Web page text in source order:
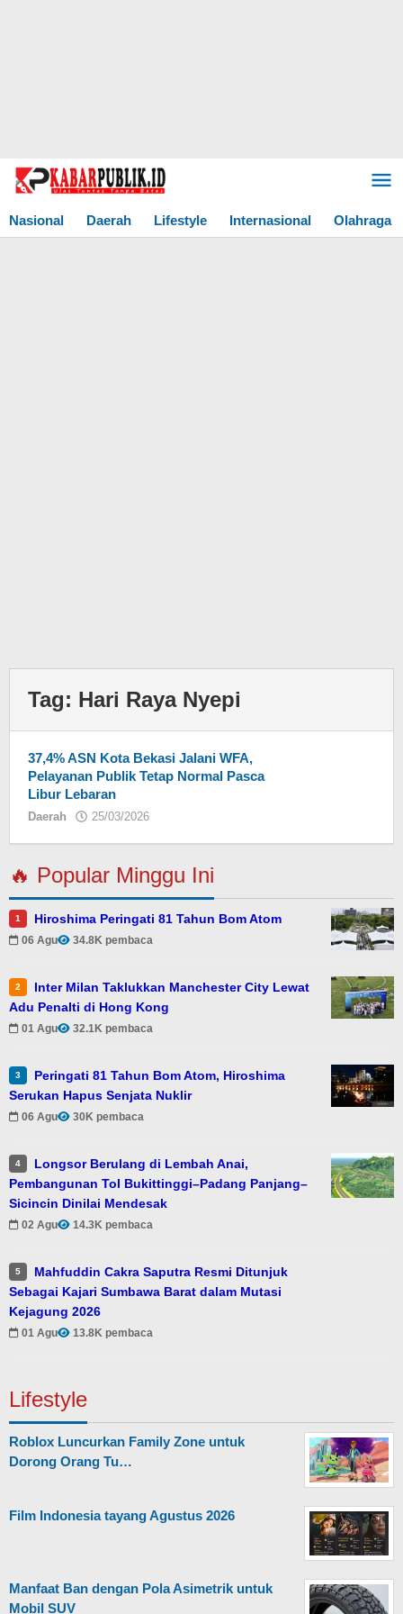
Lewati
Nasional
Daerah Lifestyle Internasional Olahraga
Tag: Hari Raya Nyepi
37,4% ASN Kota Bekasi Jalani WFA,
Pelayanan Publik Tetap Normal Pasca
Libur Lebaran
Daerah 25/03/2026
🔥 Popular Minggu Ini
1 Hiroshima Peringati 81 Tahun Bom Atom
06 Agu 34.8K pembaca
2
Inter Milan Taklukkan Manchester City Lewat
Adu Penalti di Hong Kong
01 Agu 32.1K pembaca
3
Peringati 81 Tahun Bom Atom, Hiroshima
Serukan Hapus Senjata Nuklir
06 Agu 30K pembaca
4
Longsor Berulang di Lembah Anai,
Pembangunan Tol Bukittinggi–Padang Panjang–
Sicincin Dinilai Mendesak
02 Agu 14.3K pembaca
5
Mahfuddin Cakra Saputra Resmi Ditunjuk
Sebagai Kajari Sumbawa Barat dalam Mutasi
Kejagung 2026
01 Agu 13.8K pembaca
Lifestyle
Roblox Luncurkan Family Zone untuk
Dorong Orang Tu…
Film Indonesia tayang Agustus 2026
Manfaat Ban dengan Pola Asimetrik untuk
Mobil SUV